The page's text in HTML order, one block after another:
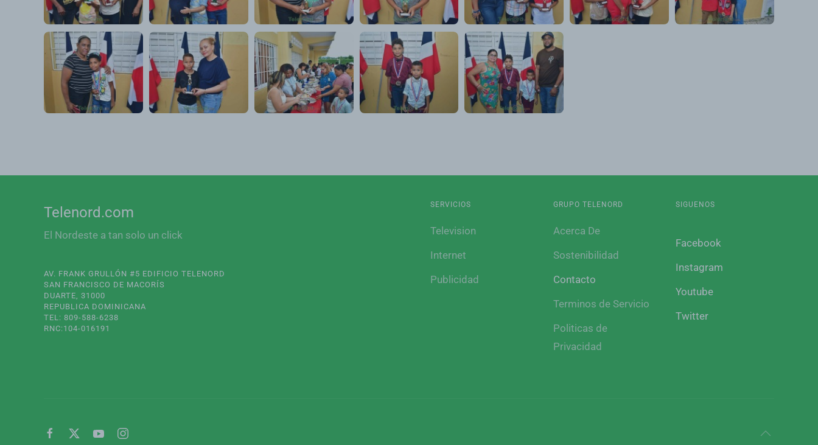
Telenord.com
El Nordeste a tan solo un click
AV. FRANK GRULLÓN #5 EDIFICIO TELENORD
SAN FRANCISCO DE MACORÍS
DUARTE, 31000
REPUBLICA DOMINICANA
TEL: 809-588-6238
RNC:104-016191
SERVICIOS
Television
Internet
Publicidad
GRUPO TELENORD
Acerca De
Sostenibilidad
Contacto
Terminos de Servicio
Politicas de
Privacidad
SIGUENOS
Facebook
Instagram
Youtube
Twitter